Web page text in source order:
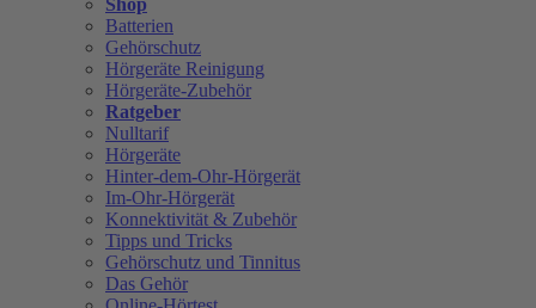
Shop
Batterien
Gehörschutz
Hörgeräte Reinigung
Hörgeräte-Zubehör
Ratgeber
Nulltarif
Hörgeräte
Hinter-dem-Ohr-Hörgerät
Im-Ohr-Hörgerät
Konnektivität & Zubehör
Tipps und Tricks
Gehörschutz und Tinnitus
Das Gehör